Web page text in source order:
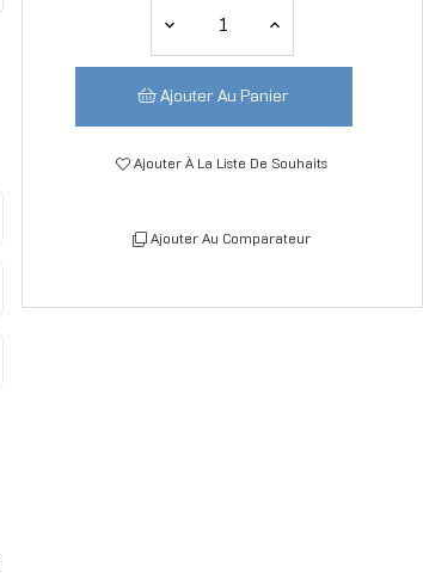
Ajouter Au Panier
Ajouter À La Liste De Souhaits
Ajouter Au Comparateur